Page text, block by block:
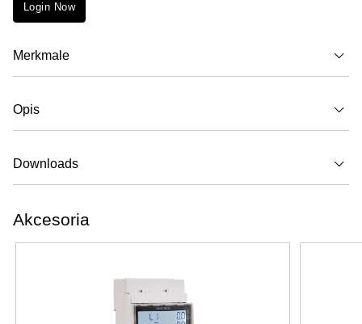
Login Now
Merkmale
Opis
Downloads
Akcesoria